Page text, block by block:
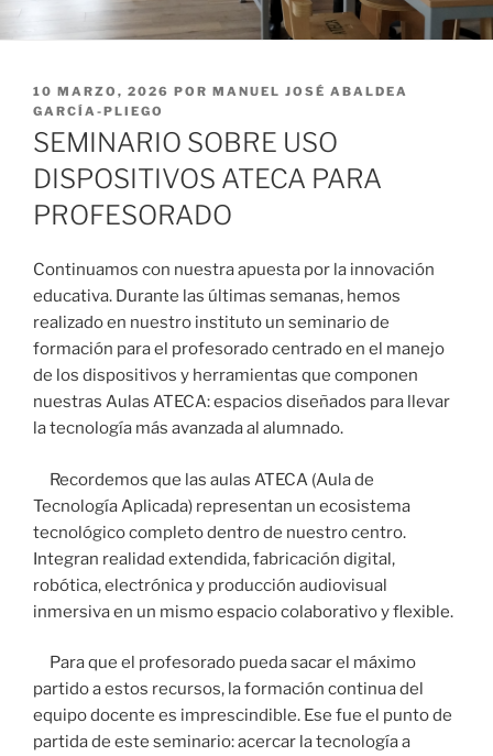
PUBLICADO
EL
10 MARZO, 2026 POR MANUEL JOSÉ ABALDEA
GARCÍA-PLIEGO
SEMINARIO SOBRE USO
DISPOSITIVOS ATECA PARA
PROFESORADO
Continuamos con nuestra apuesta por la innovación
educativa. Durante las últimas semanas, hemos
realizado en nuestro instituto un seminario de
formación para el profesorado centrado en el manejo
de los dispositivos y herramientas que componen
nuestras Aulas ATECA: espacios diseñados para llevar
la tecnología más avanzada al alumnado.
Recordemos que las aulas ATECA (Aula de
Tecnología Aplicada) representan un ecosistema
tecnológico completo dentro de nuestro centro.
Integran realidad extendida, fabricación digital,
robótica, electrónica y producción audiovisual
inmersiva en un mismo espacio colaborativo y flexible.
Para que el profesorado pueda sacar el máximo
partido a estos recursos, la formación continua del
equipo docente es imprescindible. Ese fue el punto de
partida de este seminario: acercar la tecnología a